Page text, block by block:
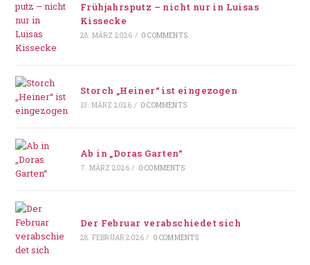
Frühjahrsputz – nicht nur in Luisas
Kissecke
28. MÄRZ 2026 / 0 COMMENTS
Storch „Heiner“ ist eingezogen
13. MÄRZ 2026 / 0 COMMENTS
Ab in „Doras Garten“
7. MÄRZ 2026 / 0 COMMENTS
Der Februar verabschiedet sich
28. FEBRUAR 2026 / 0 COMMENTS